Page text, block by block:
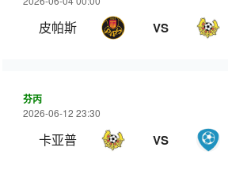
皮帕斯 VS
芬丙
2026-06-12 23:30
卡亚普 VS